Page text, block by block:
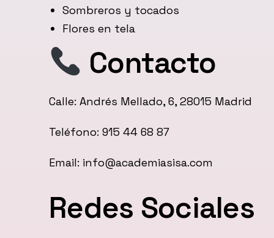
Sombreros y tocados
Flores en tela
Contacto
Calle: Andrés Mellado, 6, 28015 Madrid
Teléfono: 915 44 68 87
Email: info@academiasisa.com
Redes Sociales